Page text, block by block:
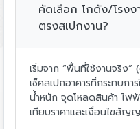
คัดเลือก โกดัง/โรงง
ตรงสเปกงาน?
เริ่มจาก “พื้นที่ใช้งานจริง
เช็คสเปกอาคารที่กระทบก
น้ำหนัก จุดโหลดสินค้า ไฟ
เทียบราคาและเงื่อนไขสั